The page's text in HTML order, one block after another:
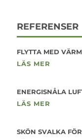
REFERENSER
FLYTTA MED
LÄS MER
ENERGISNÅLA
LÄS MER
SKÖN SVALKA